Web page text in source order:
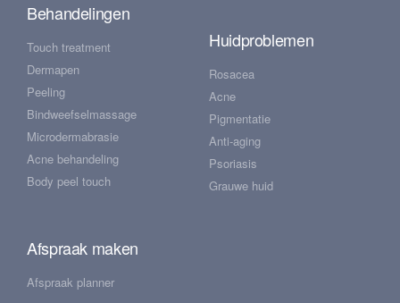
Behandelingen
Touch treatment
Dermapen
Peeling
Bindweefselmassage
Microdermabrasie
Acne behandeling
Body peel touch
Huidproblemen
Rosacea
Acne
Pigmentatie
Anti-aging
Psoriasis
Grauwe huid
Afspraak maken
Afspraak planner